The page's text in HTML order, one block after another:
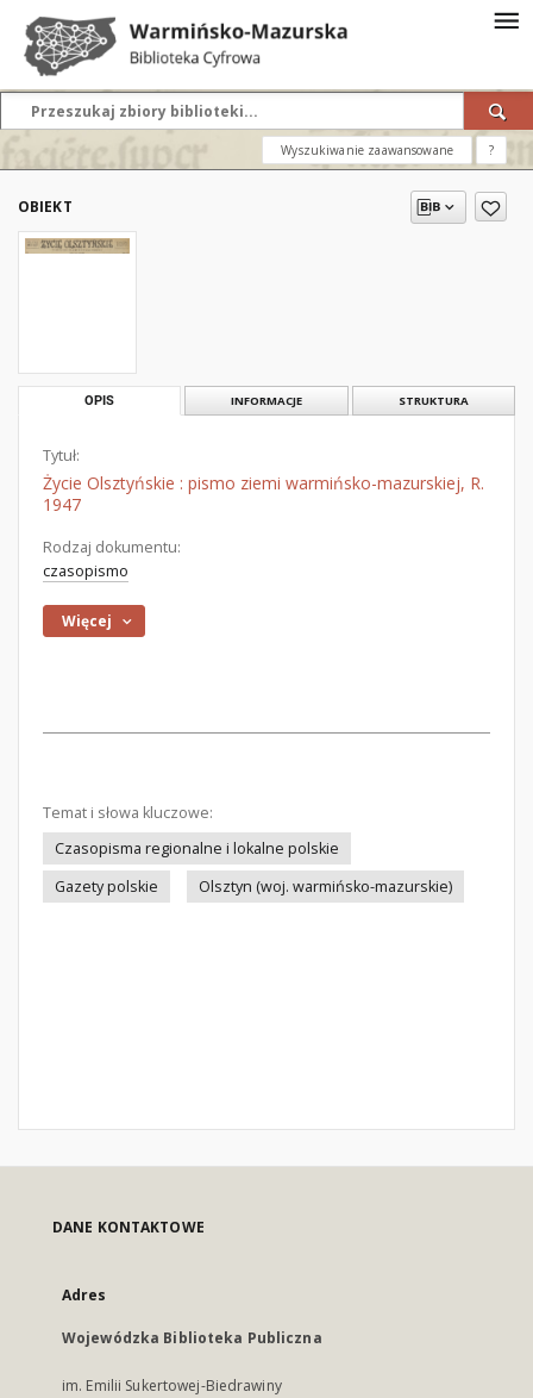
Wyszukiwanie zaawansowane ?
OBIEKT
OPIS INFORMACJE STRUKTURA
Tytuł:
Życie Olsztyńskie : pismo ziemi warmińsko-mazurskiej, R.
1947
Rodzaj dokumentu:
czasopismo
Więcej
Temat i słowa kluczowe:
Czasopisma regionalne i lokalne polskie
Gazety polskie
Olsztyn (woj. warmińsko-mazurskie)
DANE KONTAKTOWE
Adres
Wojewódzka Biblioteka Publiczna
im. Emilii Sukertowej-Biedrawiny